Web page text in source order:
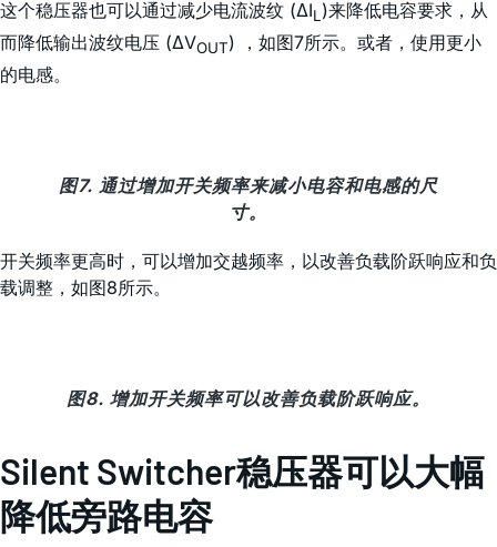
这个稳压器也可以通过减少电流波纹 (ΔIL)来降低电容要求，从
而降低输出波纹电压 (ΔVOUT) ，如图7所示。或者，使用更小
的电感。
图7. 通过增加开关频率来减小电容和电感的尺
寸。
开关频率更高时，可以增加交越频率，以改善负载阶跃响应和负
载调整，如图8所示。
图8. 增加开关频率可以改善负载阶跃响应。
Silent Switcher稳压器可以大幅
降低旁路电容